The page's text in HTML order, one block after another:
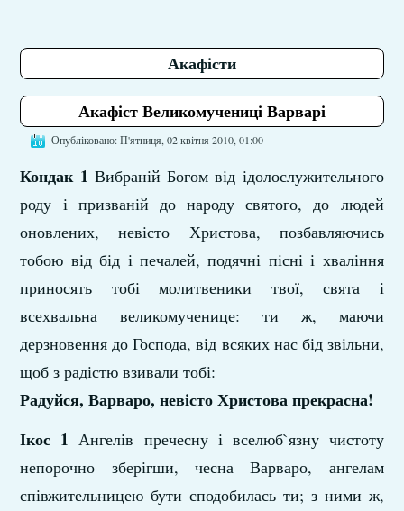
Акафісти
Акафіст Великомучениці Варварі
Опубліковано: П'ятниця, 02 квітня 2010, 01:00
Кондак 1 Вибраній Богом від ідолослужительного
роду і призваній до народу святого, до людей
оновлених, невісто Христова, позбавляючись
тобою від бід і печалей, подячні пісні і хваління
приносять тобі молитвеники твої, свята і
всехвальна великомученице: ти ж, маючи
дерзновення до Господа, від всяких нас бід звільни,
щоб з радістю взивали тобі:
Радуйся, Варваро, невісто Христова прекрасна!
Ікос 1 Ангелів пречесну і вселюб`язну чистоту
непорочно зберігши, чесна Варваро, ангелам
співжительницею бути сподобилась ти; з ними ж,